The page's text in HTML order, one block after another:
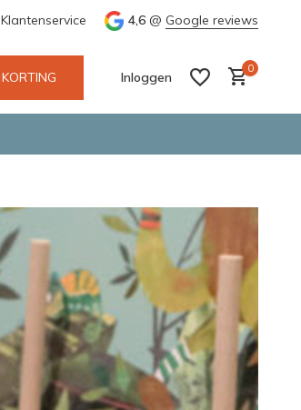
Klantenservice 4,6 @ Google reviews
Inloggen
Account aanmaken
Account aanmaken
0